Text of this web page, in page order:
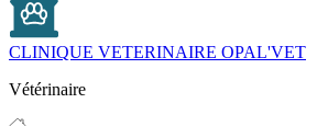
CLINIQUE VETERINAIRE OPAL'VET
Vétérinaire